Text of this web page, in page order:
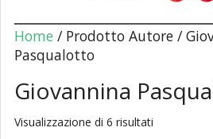
Chi siamo
Libri
Home/ Prodotto Autore /
Pasqualotto
Giovannina
Visualizzazione di 6 risultati